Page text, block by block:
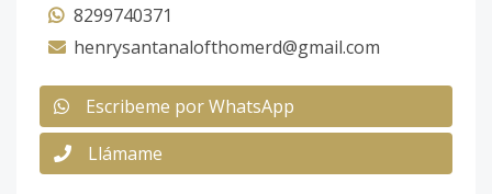
8299740371
henrysantanalofthomerd@gmail.com
Escribeme por WhatsApp
Llámame